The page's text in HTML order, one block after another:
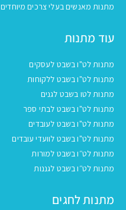
מתנות מאנשים בעלי צרכים מיוחדים
עוד מתנות
מתנות לט"ו בשבט לעסקים
מתנות לט"ו בשבט ללקוחות
מתנות לטו בשבט לגנים
מתנות לט"ו בשבט לבתי ספר
מתנות לט"ו בשבט לעובדים
מתנות לט"ו בשבט לוועדי עובדים
מתנות לט״ו בשבט למורות
מתנות לט״ו בשבט לגננות
מתנות לחגים